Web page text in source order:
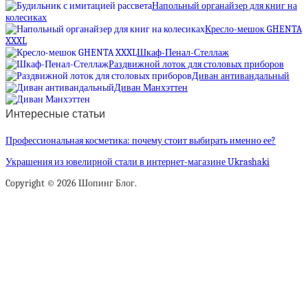
Напольный органайзер для книг на
колесиках
Кресло-мешок GHENTA
XXXL
Шкаф-Пенал-Стеллаж
Раздвижной лоток для столовых приборов
Диван антивандальный
Диван Манхэттен
Интересные статьи
Профессиональная косметика: почему стоит выбирать именно ее?
Украшения из ювелирной стали в интернет-магазине Ukrashaki
Copyright © 2026 Шопинг Блог.